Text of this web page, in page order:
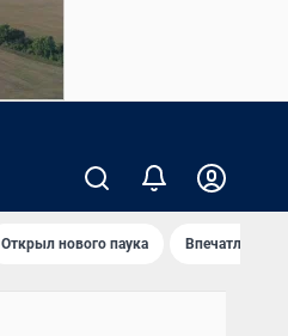
Открыл нового паука Впечатления